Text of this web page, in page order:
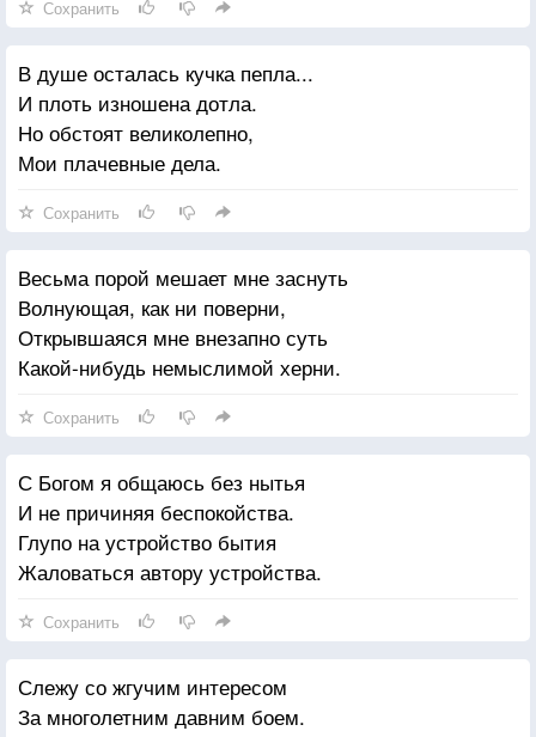
Сохранить
В душе осталась кучка пепла...
И плоть изношена дотла.
Но обстоят великолепно,
Мои плачевные дела.
Сохранить
Весьма порой мешает мне заснуть
Волнующая, как ни поверни,
Открывшаяся мне внезапно суть
Какой-нибудь немыслимой херни.
Сохранить
С Богом я общаюсь без нытья
И не причиняя беспокойства.
Глупо на устройство бытия
Жаловаться автору устройства.
Сохранить
Слежу со жгучим интересом
За многолетним давним боем.